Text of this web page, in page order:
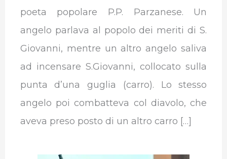
poeta popolare P.P. Parzanese. Un
angelo parlava al popolo dei meriti di S.
Giovanni, mentre un altro angelo saliva
ad incensare S.Giovanni, collocato sulla
punta d’una guglia (carro). Lo stesso
angelo poi combatteva col diavolo, che
aveva preso posto di un altro carro […]